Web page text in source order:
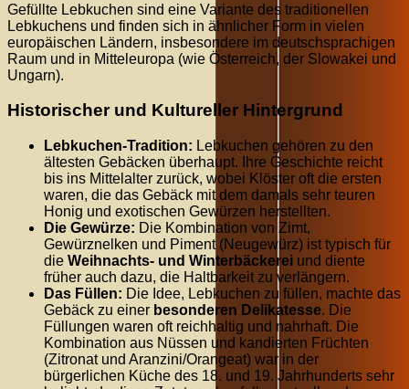
Gefüllte Lebkuchen sind eine Variante des traditionellen
Lebkuchens und finden sich in ähnlicher Form in vielen
europäischen Ländern, insbesondere im deutschsprachigen
Raum und in Mitteleuropa (wie Österreich, der Slowakei und
Ungarn).
Historischer und Kultureller Hintergrund
Lebkuchen-Tradition: Lebkuchen gehören zu den
ältesten Gebäcken überhaupt. Ihre Geschichte reicht
bis ins Mittelalter zurück, wobei Klöster oft die ersten
waren, die das Gebäck mit dem damals sehr teuren
Honig und exotischen Gewürzen herstellten.
Die Gewürze: Die Kombination von Zimt,
Gewürznelken und Piment (Neugewürz) ist typisch für
die Weihnachts- und Winterbäckerei und diente
früher auch dazu, die Haltbarkeit zu verlängern.
Das Füllen: Die Idee, Lebkuchen zu füllen, machte das
Gebäck zu einer besonderen Delikatesse. Die
Füllungen waren oft reichhaltig und nahrhaft. Die
Kombination aus Nüssen und kandierten Früchten
(Zitronat und Aranzini/Orangeat) war in der
bürgerlichen Küche des 18. und 19. Jahrhunderts sehr